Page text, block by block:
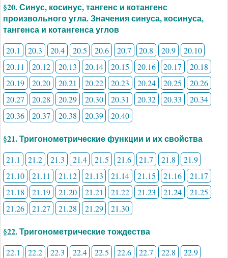
§20. Синус, косинус, тангенс и котангенс
произвольного угла. Значения синуса, косинуса,
тангенса и котангенса углов
20.1 20.3 20.4 20.5 20.6 20.7 20.8 20.9
20.10
20.11
20.12 20.13 20.14 20.15 20.16 20.17
20.18
20.19
20.20 20.21 20.22 20.23 20.24 20.25
20.26
20.27
20.28 20.29 20.30 20.31 20.32 20.33
20.34
20.36
20.37 20.38 20.39 20.40
§21. Тригонометрические функции и их свойства
21.1 21.2 21.3 21.4 21.5 21.6 21.7 21.8
21.9
21.10
21.11 21.12 21.13 21.14 21.15 21.16
21.17
21.18
21.19 21.20 21.21 21.22 21.23 21.24
21.25
21.26
21.27 21.28 21.29 21.30
§22. Тригонометрические тождества
22.1 22.2 22.3 22.4 22.5 22.6 22.7 22.8
22.9